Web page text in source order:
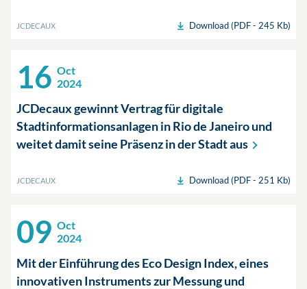
JCDECAUX Download (PDF - 245 Kb)
16 Oct
2024
JCDecaux gewinnt Vertrag für digitale
Stadtinformationsanlagen in Rio de Janeiro und
weitet damit seine Präsenz in der Stadtaus
JCDECAUX Download (PDF - 251 Kb)
09 Oct
2024
Mit der Einführung des Eco Design Index, eines
innovativen Instruments zur Messung und